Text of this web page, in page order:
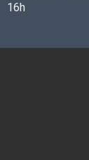
16h